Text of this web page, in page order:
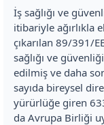
İş sağlığı ve
itibariyle ağırlıkla
çıkarılan 89/391/
sağlığı ve
edilmiş ve daha
sayıda bireysel
yürürlüğe giren
da Avrupa Birliği